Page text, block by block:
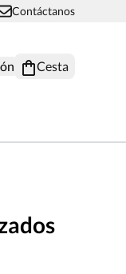
Contáctanos
Cesta